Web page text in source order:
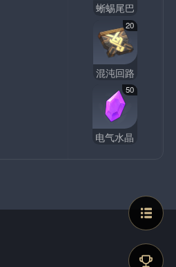
蜥蜴尾巴
20
混沌回路
50
电气水晶